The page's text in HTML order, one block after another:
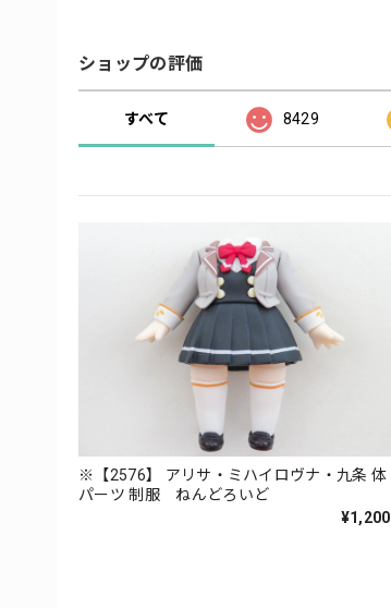
ショップの評価
すべて 8429
※【2576】 アリサ・ミハイロヴナ・九条 体
パーツ 制服 ねんどろいど
¥1,200